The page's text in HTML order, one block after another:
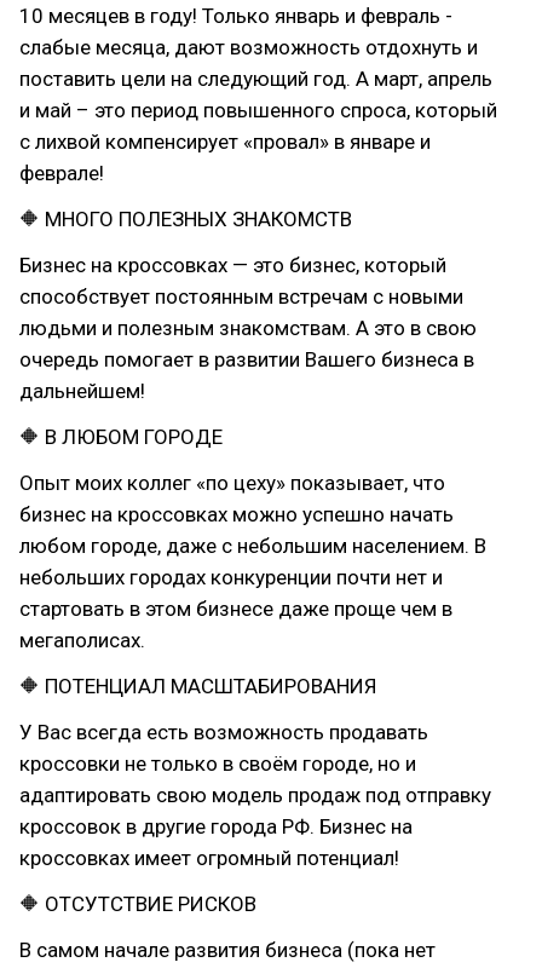
10 месяцев в году! Только январь и февраль -
слабые месяца, дают возможность отдохнуть и
поставить цели на следующий год. А март, апрель
и май – это период повышенного спроса, который
с лихвой компенсирует «провал» в январе и
феврале!
🔶 МНОГО ПОЛЕЗНЫХ ЗНАКОМСТВ
Бизнес на кроссовках — это бизнес, который
способствует постоянным встречам с новыми
людьми и полезным знакомствам. А это в свою
очередь помогает в развитии Вашего бизнеса в
дальнейшем!
🔶 В ЛЮБОМ ГОРОДЕ
Опыт моих коллег «по цеху» показывает, что
бизнес на кроссовках можно успешно начать
любом городе, даже с небольшим населением. В
небольших городах конкуренции почти нет и
стартовать в этом бизнесе даже проще чем в
мегаполисах.
🔶 ПОТЕНЦИАЛ МАСШТАБИРОВАНИЯ
У Вас всегда есть возможность продавать
кроссовки не только в своём городе, но и
адаптировать свою модель продаж под отправку
кроссовок в другие города РФ. Бизнес на
кроссовках имеет огромный потенциал!
🔶 ОТСУТСТВИЕ РИСКОВ
В самом начале развития бизнеса (пока нет